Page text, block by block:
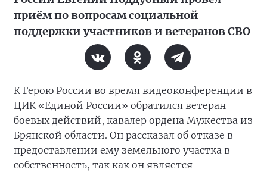
приём по вопросам социальной
поддержки участников и ветеранов СВО
К Герою России во время видеоконференции в
ЦИК «Единой России» обратился ветеран
боевых действий, кавалер ордена Мужества из
Брянской области. Он рассказал об отказе в
предоставлении ему земельного участка в
собственность, так как он является